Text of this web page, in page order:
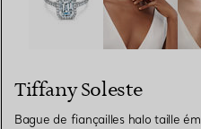
Tiffany Soleste
Bague de fiançailles halo taille